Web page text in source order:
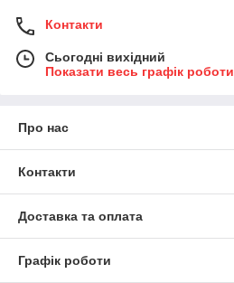
Контакти
Сьогодні вихідний
Показати весь графік роботи
Про нас
Контакти
Доставка та оплата
Графік роботи